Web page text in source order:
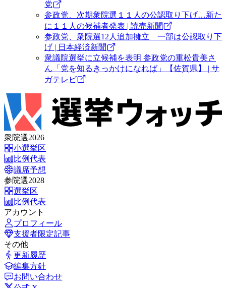
党
参政党、次期衆院選１１人の公認取り下げ…新た
に１１人の候補者発表 | 読売新聞
参政党、衆院選12人追加擁立 一部は公認取り下
げ | 日本経済新聞
衆議院選挙に立候補を表明 参政党の重松貴美さ
ん「党を知るきっかけになれば」【佐賀県】 | サ
ガテレビ
衆院選2026
小選挙区
比例代表
議席予想
参院選2028
選挙区
比例代表
アカウント
プロフィール
支援者限定記事
その他
更新履歴
編集方針
お問い合わせ